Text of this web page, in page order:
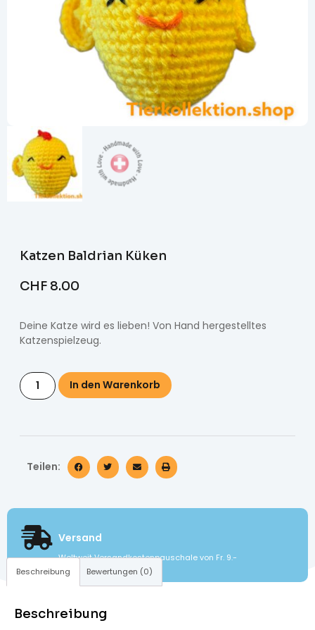
Katzen Baldrian Küken
CHF 8.00
Deine Katze wird es lieben! Von Hand hergestelltes
Katzenspielzeug.
In den Warenkorb
Teilen:
Versand
Weltweit Versandkostenpauschale von Fr. 9.-
Beschreibung Bewertungen (0)
Beschreibung